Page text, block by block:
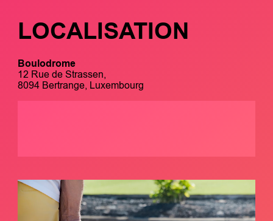
LOCALISATION
Boulodrome
12 Rue de Strassen,
8094 Bertrange, Luxembourg